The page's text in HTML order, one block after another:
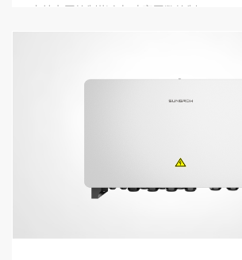
支持电网控制指令与功率因数控制